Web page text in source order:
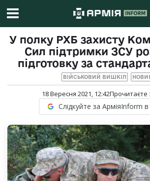
У полку РХБ захисту
Сил підтримки ЗСУ
підготовку за
ВІЙСЬКОВИЙ ВИШКІЛ
18 Вересня 2021, 12:42Прочитаєте
Слідкуйте за АрміяInform